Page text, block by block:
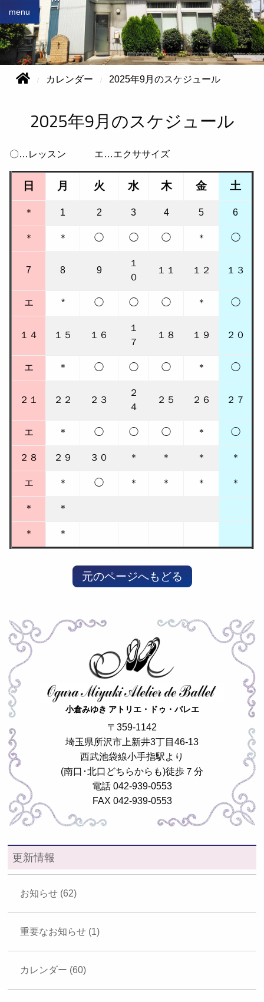
menu
カレンダー 2025年9月のスケジュール
2025年9月のスケジュール
〇…レッスン エ…エクササイズ
日 月 火 水 木 金 土
＊ 1 2 3 4 5 6
＊ ＊ ◯ ◯ ◯ ＊ ◯
7 8 9
１
０
１１ １２ １３
エ * ◯ ◯ ◯ ＊ ◯
１４ １５ １６
１
７
１８ １９ ２０
エ ＊ ◯ ◯ ◯ ＊ ◯
２１ ２２ ２３
２
４
２５ ２６ ２７
エ ＊ ◯ ◯ ◯ ＊ ◯
２８ ２９ ３０ ＊ ＊ ＊ ＊
エ ＊ ◯ ＊ ＊ ＊ ＊
＊ ＊
＊ ＊
元のページへもどる
小倉みゆき アトリエ・ドゥ・バレエ
〒359-1142
埼玉県所沢市上新井3丁目46-13
西武池袋線小手指駅より
(南口･北口どちらからも)徒歩７分
電話 042-939-0553
FAX 042-939-0553
更新情報
お知らせ (62)
重要なお知らせ (1)
カレンダー (60)